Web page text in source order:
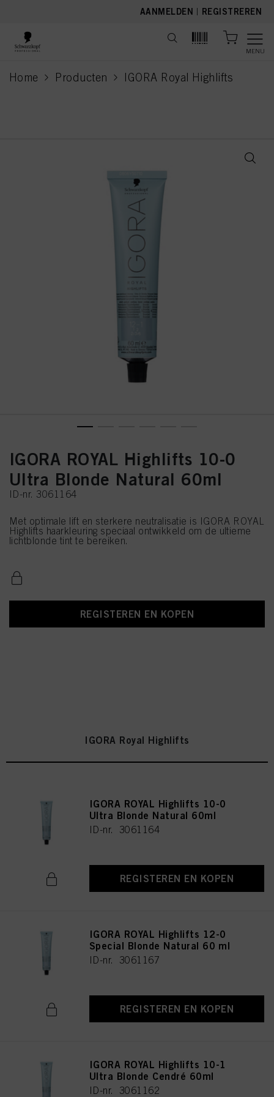
AANMELDEN | REGISTREREN
MENU
Home Producten IGORA Royal Highlifts
current page
IGORA ROYAL Highlifts 10-0
Ultra Blonde Natural 60ml
ID-nr. 3061164
Met optimale lift en sterkere neutralisatie is IGORA ROYAL
Highlifts haarkleuring speciaal ontwikkeld om de ultieme
lichtblonde tint te bereiken.
REGISTEREN EN KOPEN
IGORA Royal Highlifts
IGORA ROYAL Highlifts 10-0
Ultra Blonde Natural 60ml
ID-nr. 3061164
REGISTEREN EN KOPEN
IGORA ROYAL Highlifts 12-0
Special Blonde Natural 60 ml
ID-nr. 3061167
REGISTEREN EN KOPEN
IGORA ROYAL Highlifts 10-1
Ultra Blonde Cendré 60ml
ID-nr. 3061162